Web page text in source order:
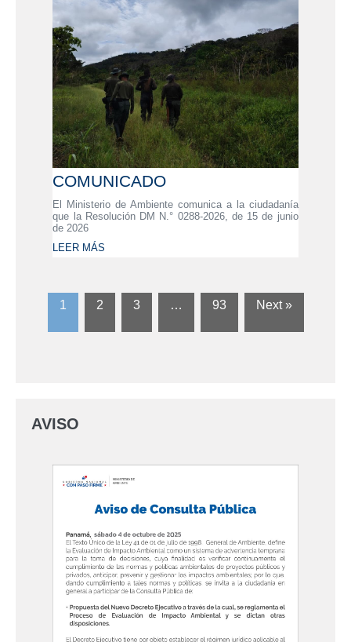
COMUNICADO
El Ministerio de Ambiente comunica a la ciudadanía
que la Resolución DM N.° 0288-2026, de 15 de junio
de 2026
LEER MÁS
1 2 3 … 93 Next »
AVISO